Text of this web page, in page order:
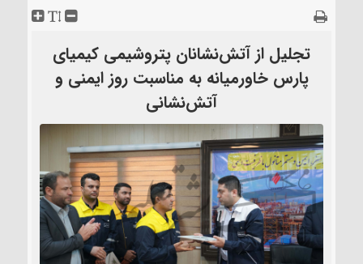
تجلیل از آتش‌نشانان پتروشیمی کیمیای
پارس خاورمیانه به مناسبت روز ایمنی و
آتش‌نشانی